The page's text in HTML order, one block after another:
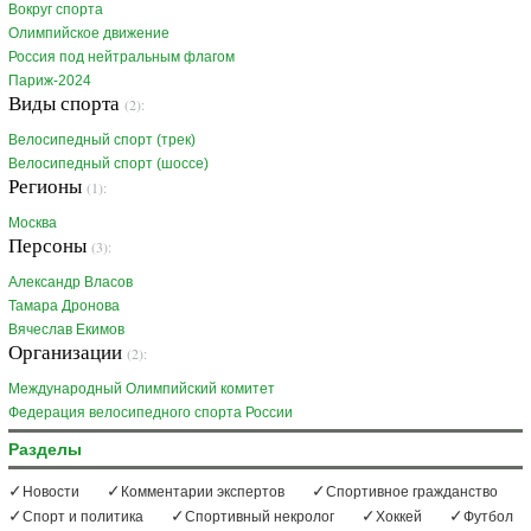
Вокруг спорта
Олимпийское движение
Россия под нейтральным флагом
Париж-2024
Виды спорта (2):
Велосипедный спорт (трек)
Велосипедный спорт (шоссе)
Регионы (1):
Москва
Персоны (3):
Александр Власов
Тамара Дронова
Вячеслав Екимов
Организации (2):
Международный Олимпийский комитет
Федерация велосипедного спорта России
Разделы
Новости Комментарии экспертов
Спортивное гражданство
Спорт и политика
Спортивный некролог Хоккей Футбол